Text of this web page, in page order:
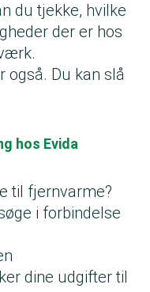
du tjekke, hvilke
der er hos
også. Du kan slå
hos Evida
til fjernvarme?
i forbindelse
dine udgifter til